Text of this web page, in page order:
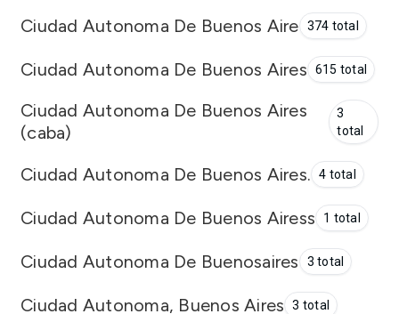
Ciudad Autonoma De Buenos Aire 374 total
Ciudad Autonoma De Buenos Aires 615 total
Ciudad Autonoma De Buenos Aires
(caba)
3
total
Ciudad Autonoma De Buenos Aires. 4 total
Ciudad Autonoma De Buenos Airess 1 total
Ciudad Autonoma De Buenosaires 3 total
Ciudad Autonoma, Buenos Aires 3 total